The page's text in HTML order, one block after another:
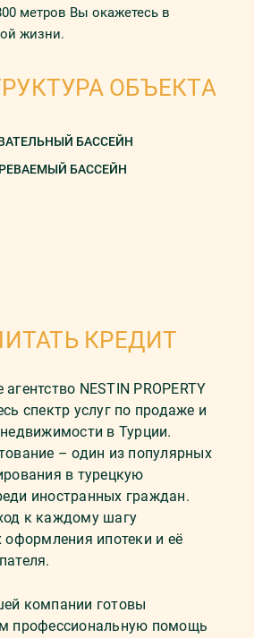
метров Вы окажетесь в
жизни.
ОБЪЕКТА
БАССЕЙН
БАССЕЙН
КРЕДИТ
NESTIN PROPERTY
спектр услуг по продаже и
в Турции.
– один из популярных
в турецкую
иностранных граждан.
к каждому шагу
оформления ипотеки и её
компании готовы
профессиональную помощь